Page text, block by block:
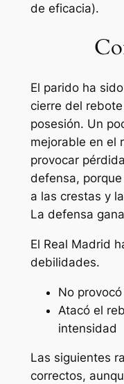
de eficacia).
El parido ha
cierre del
posesión. Un
mejorable en el
provocar
defensa,
a las crestas y
La defensa
El Real Madrid
debilidades.
No
Atacó el
intensidad
Las siguientes
correctos,